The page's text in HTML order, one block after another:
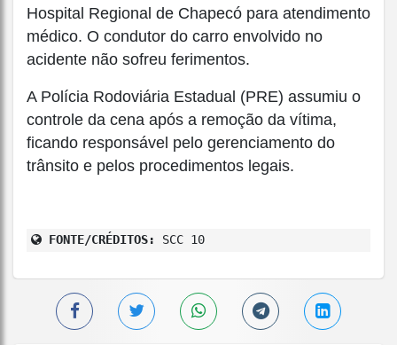
Hospital Regional de Chapecó para atendimento
médico. O condutor do carro envolvido no
acidente não sofreu ferimentos.
A Polícia Rodoviária Estadual (PRE) assumiu o
controle da cena após a remoção da vítima,
ficando responsável pelo gerenciamento do
trânsito e pelos procedimentos legais.
FONTE/CRÉDITOS: SCC 10